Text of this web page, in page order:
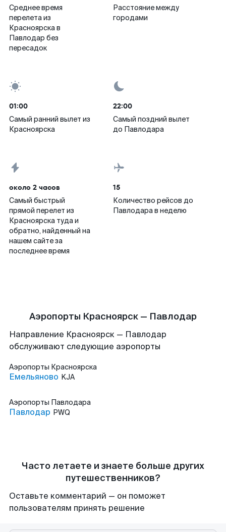
Среднее время
перелета из
Красноярска в
Павлодар без
пересадок
Расстояние между
городами
01:00
Самый ранний вылет из
Красноярска
22:00
Самый поздний вылет
до Павлодара
около 2 часов
Самый быстрый
прямой перелет из
Красноярска туда и
обратно, найденный на
нашем сайте за
последнее время
15
Количество рейсов до
Павлодара в неделю
Аэропорты Красноярск — Павлодар
Направление Красноярск — Павлодар
обслуживают следующие аэропорты
Аэропорты Красноярска
Емельяново KJA
Аэропорты Павлодара
Павлодар PWQ
Часто летаете и знаете больше других
путешественников?
Оставьте комментарий — он поможет
пользователям принять решение